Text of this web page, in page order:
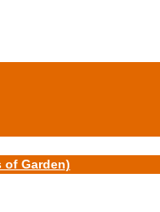
of Garden)